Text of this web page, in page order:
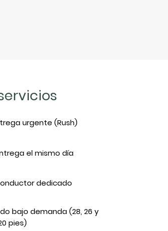
urgente (Rush)
el mismo día
dedicado
bajo demanda (28, 26 y
pies)